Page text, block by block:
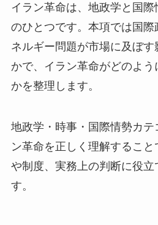
イラン革命は、地政学と国
のひとつです。本項では国
ネルギー問題が市場に及ぼ
かで、イラン革命がどのよ
かを整理します。
地政学・時事・国際情勢カテ
ン革命を正しく理解するこ
や制度、実務上の判断に役立
す。